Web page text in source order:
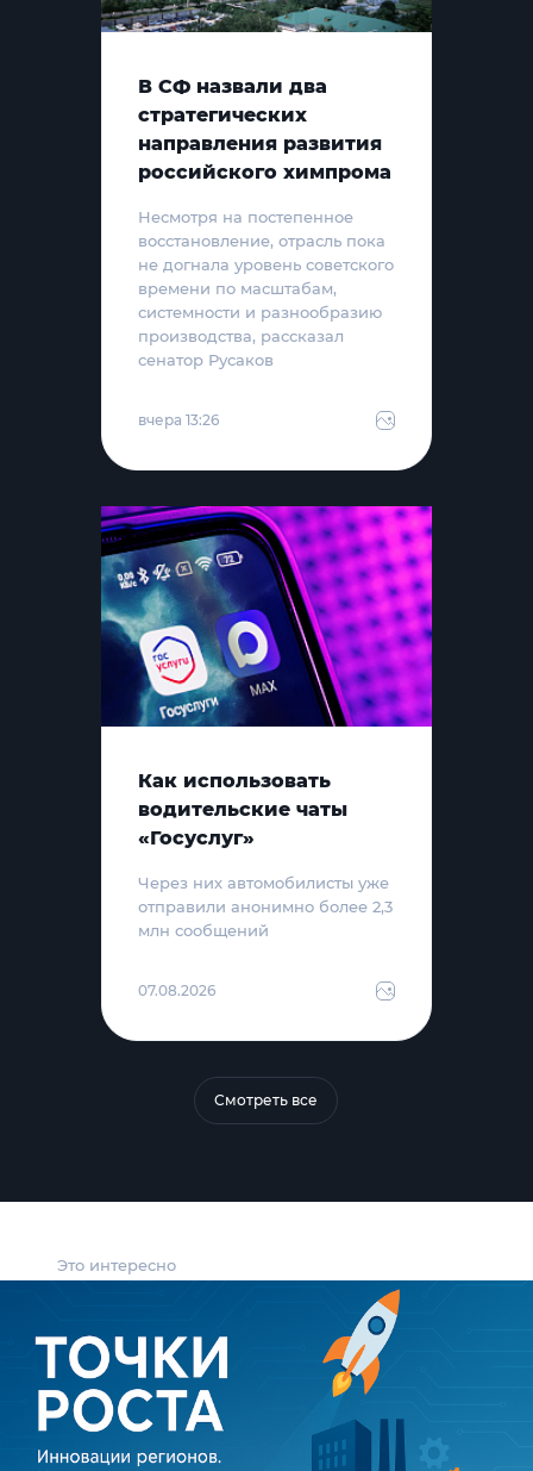
Это интересно
В СФ назвали два
стратегических
направления развития
российского химпрома
Несмотря на постепенное
восстановление, отрасль пока
не догнала уровень советского
времени по масштабам,
системности и разнообразию
производства, рассказал
сенатор Русаков
вчера 13:26
Как использовать
водительские чаты
«Госуслуг»
Через них автомобилисты уже
отправили анонимно более 2,3
млн сообщений
07.08.2026
Смотреть все